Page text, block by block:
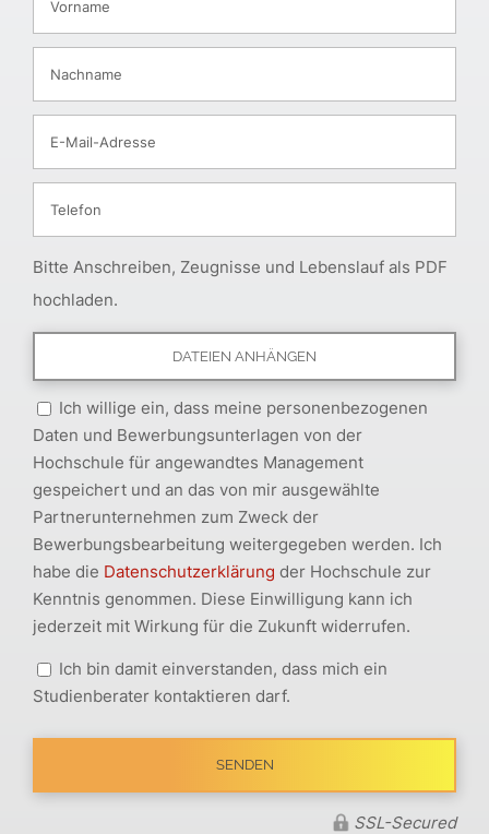
Bitte Anschreiben, Zeugnisse und Lebenslauf als PDF
hochladen.
Ich willige ein, dass meine personenbezogenen
Daten und Bewerbungsunterlagen von der
Hochschule für angewandtes Management
gespeichert und an das von mir ausgewählte
Partnerunternehmen zum Zweck der
Bewerbungsbearbeitung weitergegeben werden. Ich
habe die Datenschutzerklärung der Hochschule zur
Kenntnis genommen. Diese Einwilligung kann ich
jederzeit mit Wirkung für die Zukunft widerrufen.
Ich bin damit einverstanden, dass mich ein
Studienberater kontaktieren darf.
SSL-Secured